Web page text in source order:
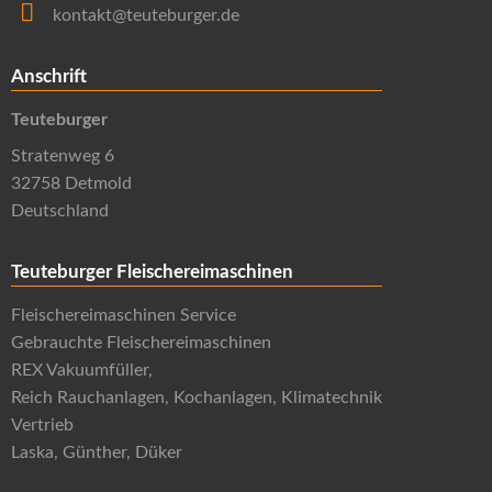
kontakt@teuteburger.de
Anschrift
Teuteburger
Stratenweg 6
32758 Detmold
Deutschland
Teuteburger Fleischereimaschinen
Fleischereimaschinen Service
Gebrauchte Fleischereimaschinen
REX Vakuumfüller,
Reich Rauchanlagen, Kochanlagen, Klimatechnik
Vertrieb
Laska, Günther, Düker